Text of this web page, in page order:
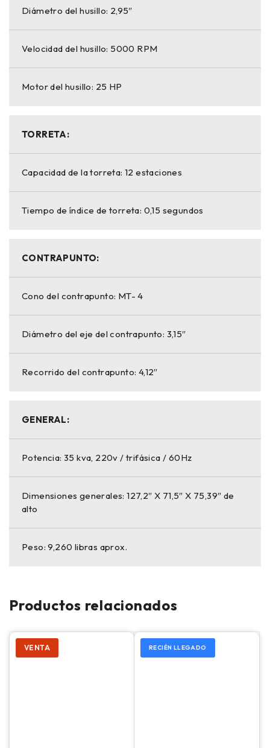
Diámetro del husillo: 2,95″
Velocidad del husillo: 5000 RPM
Motor del husillo: 25 HP
TORRETA:
Capacidad de la torreta: 12 estaciones
Tiempo de índice de torreta: 0,15 segundos
CONTRAPUNTO:
Cono del contrapunto: MT- 4
Diámetro del eje del contrapunto: 3,15″
Recorrido del contrapunto: 4,12″
GENERAL:
Potencia: 35 kva, 220v / trifásica / 60Hz
Dimensiones generales: 127,2″ X 71,5″ X 75,39″ de
alto
Peso: 9,260 libras aprox.
Productos relacionados
VENTA RECIÉN LLEGADO